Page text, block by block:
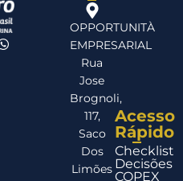
OPPORTUNITÀ
EMPRESARIAL
Rua
Jose
Brognoli,
117,
Saco
Dos
Limões
Acesso
Rápido
Checklist
Decisões
COPEX